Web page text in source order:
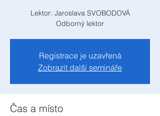
Lektor: Jaroslava SVOBODOVÁ
Odborný lektor
Registrace je uzavřená
Zobrazit další semináře
Čas a místo